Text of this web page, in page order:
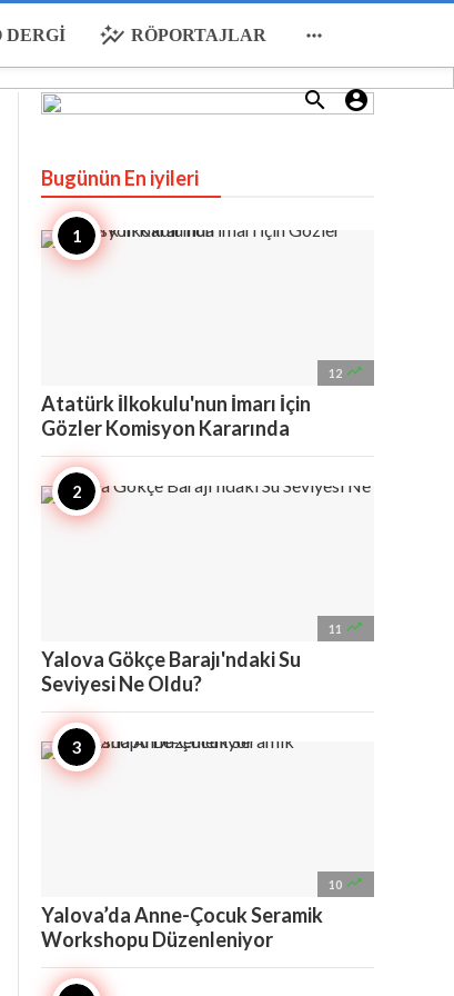
DERGI auto_graph RÖPORTAJLAR 
 
Bugünün En iyileri
12 
Atatürk İlkokulu'nun İmarı İçin
Gözler Komisyon Kararında
11 
Yalova Gökçe Barajı'ndaki Su
Seviyesi Ne Oldu?
10 
Yalova’da Anne-Çocuk Seramik
Workshopu Düzenleniyor